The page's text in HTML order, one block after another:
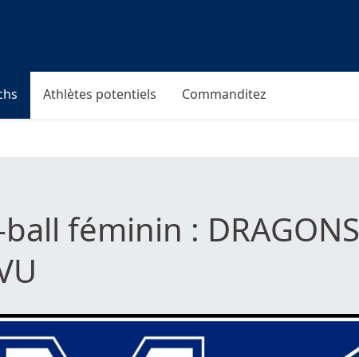
Athlètes potentiels Commanditez
féminin : DRAGONS